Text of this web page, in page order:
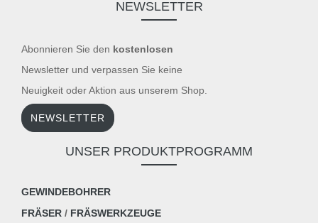
NEWSLETTER
Abonnieren Sie den kostenlosen
Newsletter und verpassen Sie keine
Neuigkeit oder Aktion aus unserem Shop.
NEWSLETTER
UNSER PRODUKTPROGRAMM
GEWINDEBOHRER
FRÄSER / FRÄSWERKZEUGE